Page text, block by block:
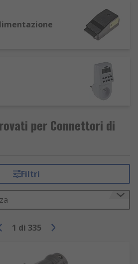
per Connettori di
Filtri
1 di 335